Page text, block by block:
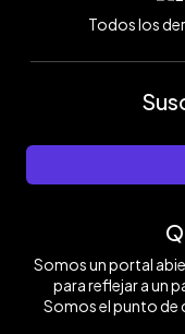
Todos los
Somos un portal
para reflejar a un
Somos el punto de